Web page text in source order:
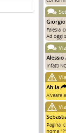
Falesia
Ad oggi
Alessio
Infatti
Ah.ia
Alveare
Pagina
nome